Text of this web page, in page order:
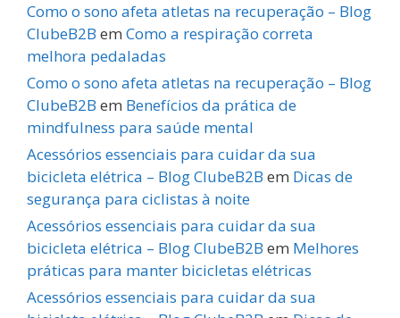
Como o sono afeta atletas na recuperação – Blog
ClubeB2B em Como a respiração correta
melhora pedaladas
Como o sono afeta atletas na recuperação – Blog
ClubeB2B em Benefícios da prática de
mindfulness para saúde mental
Acessórios essenciais para cuidar da sua
bicicleta elétrica – Blog ClubeB2B em Dicas de
segurança para ciclistas à noite
Acessórios essenciais para cuidar da sua
bicicleta elétrica – Blog ClubeB2B em Melhores
práticas para manter bicicletas elétricas
Acessórios essenciais para cuidar da sua